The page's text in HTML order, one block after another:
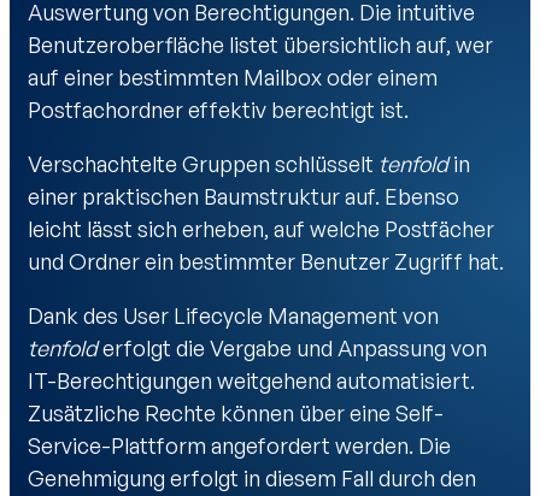
Auswertung von Berechtigungen. Die intuitive
Benutzeroberfläche listet übersichtlich auf, wer
auf einer bestimmten Mailbox oder einem
Postfachordner effektiv berechtigt ist.
Verschachtelte Gruppen schlüsselt tenfoldin
einer praktischen Baumstruktur auf. Ebenso
leicht lässt sich erheben, auf welche Postfächer
und Ordner ein bestimmter Benutzer Zugriff hat.
Dank des User Lifecycle Management von
tenfolderfolgt die Vergabe und Anpassung von
IT-Berechtigungen weitgehend automatisiert.
Zusätzliche Rechte können über eine Self-
Service-Plattform angefordert werden. Die
Genehmigung erfolgt in diesem Fall durch den